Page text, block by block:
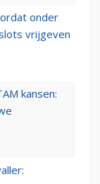
onder
vrijgeven
kansen: